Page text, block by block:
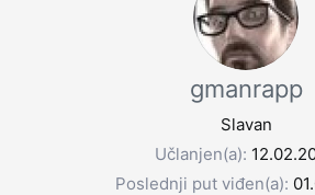
gmanrapp
Slavan
Učlanjen(a)
Poslednji put viđen(a)